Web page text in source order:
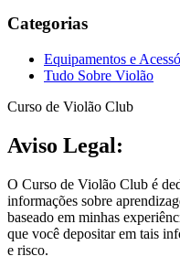
Categorias
Equipamentos e
Tudo Sobre Violão
Curso de Violão Club
Aviso Legal:
O Curso de Violão Club é
informações sobre
baseado em minhas
que você depositar em tais
e risco.